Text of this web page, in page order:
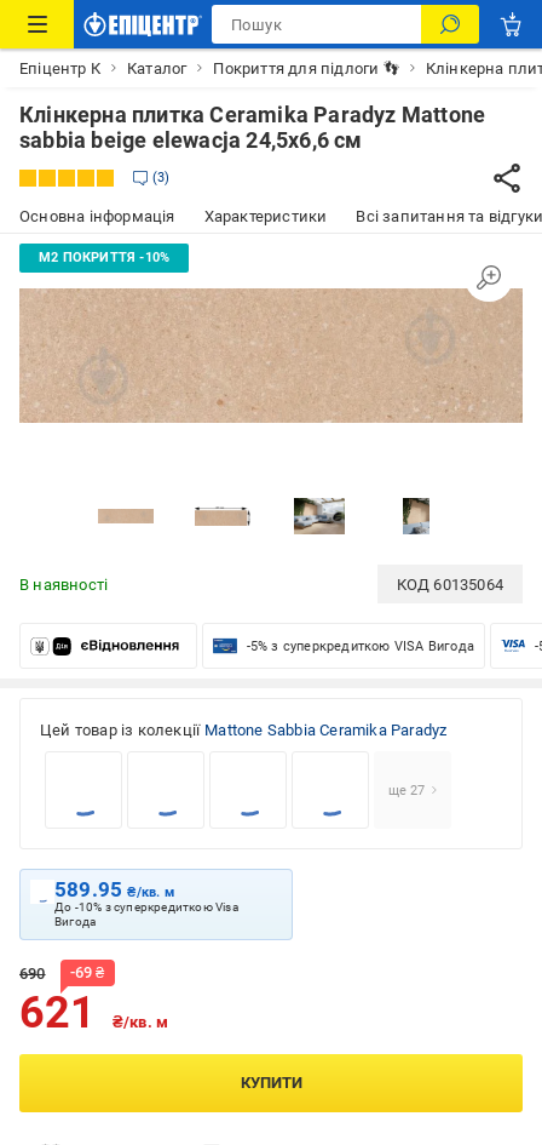
Епіцентр К Каталог Покриття для підлоги 👣 Клінкерна
Клінкерна плитка Ceramika Paradyz Mattone
sabbia beige elewacja 24,5x6,6 см
3
Основна інформація Характеристики Всі запитання та
В наявності КОД60135064
-5% з суперкредиткою VISA Вигода -
Цей товар із колекції Mattone Sabbia Ceramika Paradyz
ще 27
589.95₴/кв. м
До -10% з суперкредиткою Visa
Вигода
690 -69 ₴
621 ₴/кв. м
КУПИТИ